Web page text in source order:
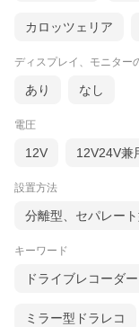
カロッツェリア
ディスプレイ、モニター
あり なし
電圧
12V 12V24V兼
設置方法
分離型、セパレー
キーワード
ドライブレコーダー
ミラー型ドラレコ